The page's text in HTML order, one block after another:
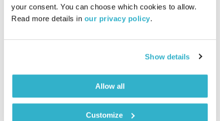
your consent. You can choose which cookies to allow.
Read more details in our privacy policy.
Show details
Allow all
Customize
17.03.19
01:26:28
אודיו